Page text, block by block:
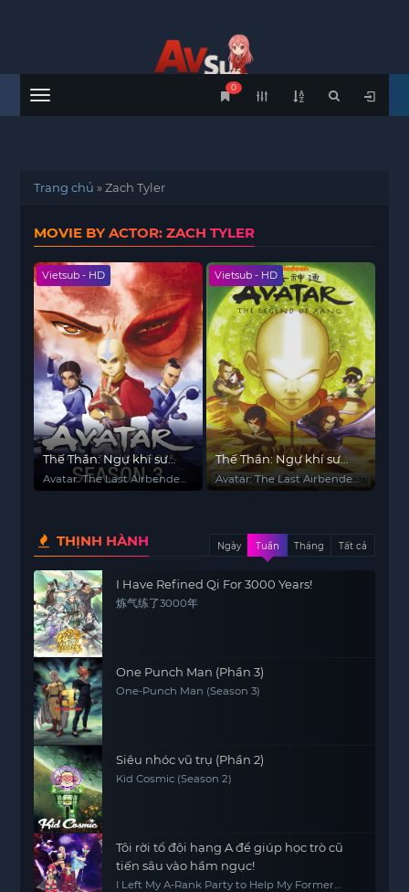
Menu
0
Trang chủ »Zach Tyler
MOVIE BY ACTOR: ZACH TYLER
Vietsub - HD
Thế Thần: Ngự khí sư
cuối cùng (Phần 3)
Avatar: The Last Airbender
Vietsub - HD
Thế Thần: Ngự khí sư
cuối cùng (Phần 2)
Avatar: The Last Airbender
THỊNH HÀNH Ngày Tuần Tháng Tất cả
I Have Refined Qi For 3000 Years!
炼气练了3000年
One Punch Man (Phần 3)
One-Punch Man (Season 3)
Siêu nhóc vũ trụ (Phần 2)
Kid Cosmic (Season 2)
Tôi rời tổ đội hạng A để giúp học trò cũ
tiến sâu vào hầm ngục!
I Left My A-Rank Party to Help My Former